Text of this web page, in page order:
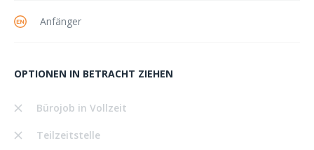
Anfänger
OPTIONEN IN BETRACHT ZIEHEN
Bürojob in Vollzeit
Teilzeitstelle